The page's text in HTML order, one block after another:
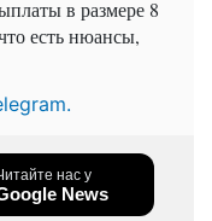
в размере 8
есть нюансы,
нас у
News